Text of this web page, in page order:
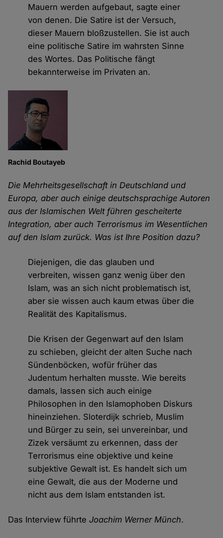
Mauern werden aufgebaut, sagte einer
von denen. Die Satire ist der Versuch,
dieser Mauern bloßzustellen. Sie ist auch
eine politische Satire im wahrsten Sinne
des Wortes. Das Politische fängt
bekannterweise im Privaten an.
Rachid Boutayeb
Die Mehrheitsgesellschaft in Deutschland und
Europa, aber auch einige deutschsprachige Autoren
aus der Islamischen Welt führen gescheiterte
Integration, aber auch Terrorismus im Wesentlichen
auf den Islam zurück. Was ist Ihre Position dazu?
Diejenigen, die das glauben und
verbreiten, wissen ganz wenig über den
Islam, was an sich nicht problematisch ist,
aber sie wissen auch kaum etwas über die
Realität des Kapitalismus.
Die Krisen der Gegenwart auf den Islam
zu schieben, gleicht der alten Suche nach
Sündenböcken, wofür früher das
Judentum herhalten musste. Wie bereits
damals, lassen sich auch einige
Philosophen in den Islamophoben Diskurs
hineinziehen. Sloterdijk schrieb, Muslim
und Bürger zu sein, sei unvereinbar, und
Zizek versäumt zu erkennen, dass der
Terrorismus eine objektive und keine
subjektive Gewalt ist. Es handelt sich um
eine Gewalt, die aus der Moderne und
nicht aus dem Islam entstanden ist.
Das Interview führteJoachim Werner Münch.